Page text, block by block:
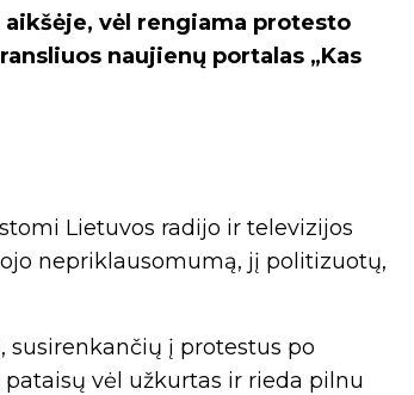
aikšėje, vėl rengiama protesto
naujienų portalas „Kas
Lietuvos radijo ir televizijos
nepriklausomumą, jį politizuotų,
į protestus po
pataisų vėl užkurtas ir rieda pilnu